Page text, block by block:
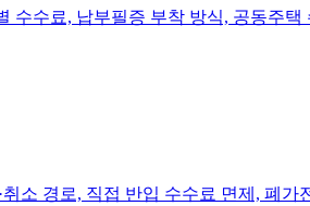
수료, 납부필증 부착 방식, 공동주
소 경로, 직접 반입 수수료 면제, 폐